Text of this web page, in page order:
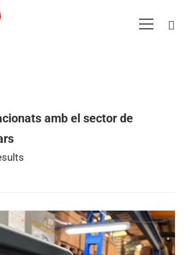
amb el sector de